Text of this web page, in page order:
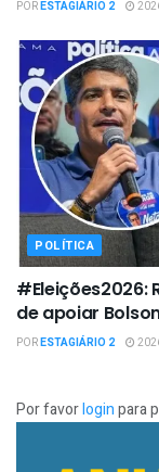
PORESTAGIÁRIO 2
POLÍTICA
#Eleições2026:
de apoiar
PORESTAGIÁRIO 2
Por favorloginpara